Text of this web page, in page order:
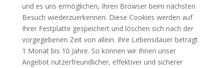
und es uns ermöglichen, Ihren Browser beim nächsten
Besuch wiederzuerkennen. Diese Cookies werden auf
Ihrer Festplatte gespeichert und löschen sich nach der
vorgegebenen Zeit von allein. Ihre Lebensdauer beträgt
1 Monat bis 10 Jahre. So können wir Ihnen unser
Angebot nutzerfreundlicher, effektiver und sicherer